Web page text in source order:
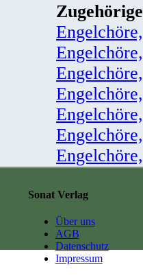
Sonat Verlag
Über uns
AGB
Datenschutz
Impressum